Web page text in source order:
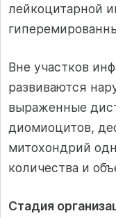
лейкоцитар­ной
Вне участков
развиваются
выраженные
диомиоцитов,
митохондрий
количества и
Стадия